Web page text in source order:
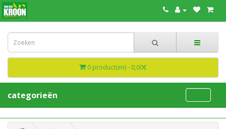
0 product(en) - 0,00€
categorieën